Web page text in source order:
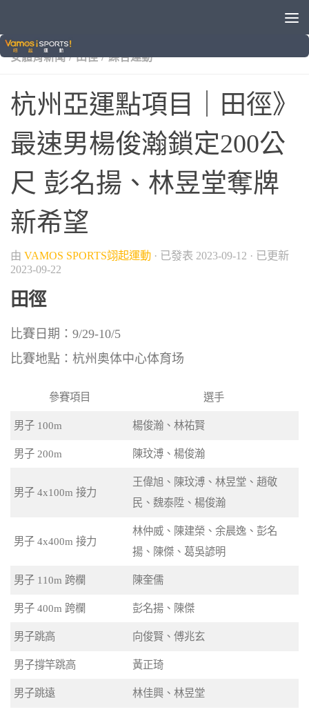
2022杭州亞運
安體育新聞 / 田徑 / 綜合運動
杭州亞運點項目｜田徑》
最速男楊俊瀚鎖定200公
尺 彭名揚、林昱堂奪牌
新希望
由 VAMOS SPORTS翊起運動 · 已發表 2023-09-12 · 已更新
2023-09-22
田徑
比賽日期：9/29-10/5
比賽地點：杭州奥体中心体育场
參賽項目 選手
男子 100m 楊俊瀚、林祐賢
男子 200m 陳玟溥、楊俊瀚
男子 4x100m 接力
王偉旭、陳玟溥、林昱堂、趙敬
⺠、魏泰陞、楊俊瀚
男子 4x400m 接力
林仲威、陳建榮、余晨逸、彭名
揚、陳傑、葛吳諺明
男子 110m 跨欄 陳奎儒
男子 400m 跨欄 彭名揚、陳傑
男子跳高 向俊賢、傅兆玄
男子撐竿跳高 黃正琦
男子跳遠 林佳興、林昱堂